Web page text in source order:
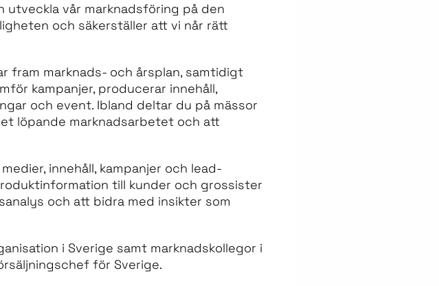
utveckla vår marknadsföring på den
och säkerställer att vi når rätt
fram marknads- och årsplan, samtidigt
kampanjer, producerar innehåll,
och event. Ibland deltar du på mässor
löpande marknadsarbetet och att
innehåll, kampanjer och lead-
till kunder och grossister
och att bidra med insikter som
i Sverige samt marknadskollegor i
för Sverige.